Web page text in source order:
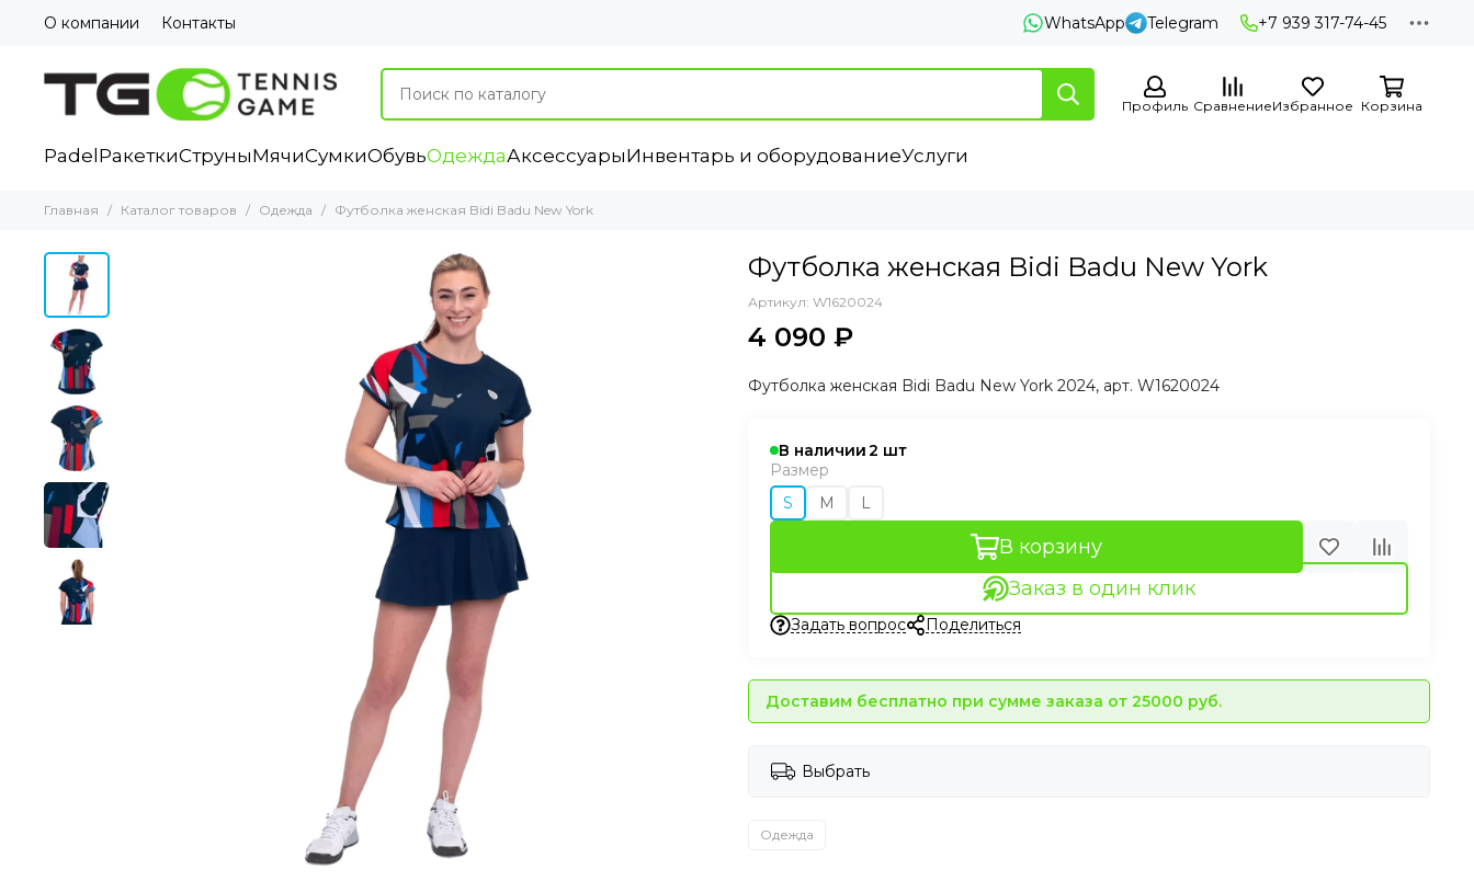
О компании Контакты WhatsApp Telegram +7 939 317-74-45
Профиль СравнениеИзбранное Корзина
Padel РакеткиСтруныМячиСумкиОбувьОдеждаАксессуарыИнвентарь и оборудованиеУслуги
Главная Каталог товаров Одежда Футболка женская Bidi Badu New York
Футболка женская Bidi Badu New York
Артикул: W1620024
4 090 ₽
Футболка женская Bidi Badu New York 2024, арт. W1620024
В наличии2
Размер
S
M L
В корзину
Заказ в один клик
Задать вопрос Поделиться
Доставим бесплатно при сумме заказа от 25000 руб.
Выбрать
Одежда